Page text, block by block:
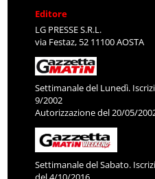
Editore
LG PRESSE S.R.L.
via Festaz, 52 11100 AOSTA
Settimanale del Lunedì.
9/2002
Autorizzazione del 20/05/
Settimanale del Sabato.